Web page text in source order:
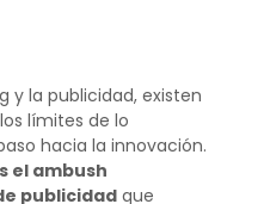
y la publicidad, existen
límites de lo
hacia la innovación.
el ambush
publicidadque